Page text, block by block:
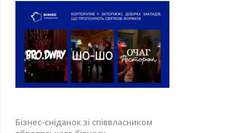
Бізнес-сніданок зі співвласником